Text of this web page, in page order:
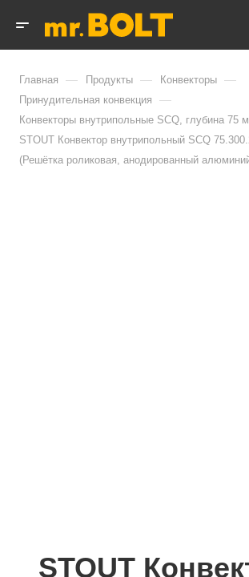
Главная — Продукты — Конвекторы —
Принудительная конвекция —
Конвекторы внутрипольные SCQ, глубина 75
STOUT Конвектор внутрипольный SCQ
(Решётка роликовая, анодированный
STOUT